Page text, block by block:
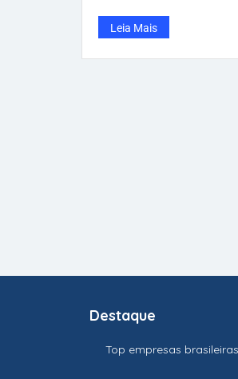
SP. O vídeo já ultrapassou
visualizações nas redes
elogiou a iniciativa
ofereceu apoio com
Leia Mais
Destaque
Top empresas brasileiras